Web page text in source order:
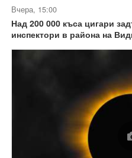
Вчера, 15:00
Над 200 000 къса цигари
инспектори в района на